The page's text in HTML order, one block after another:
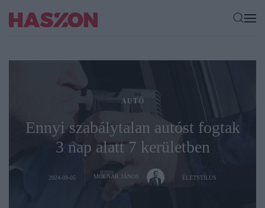
AUTÓ
Ennyi szabálytalan autóst fogtak
3 nap alatt 7 kerületben
2024-09-05 MOLNÁR JÁNOS ÉLETSTÍLUS